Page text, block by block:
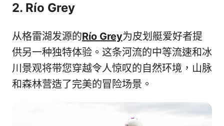
2. Río Grey
从格雷湖发源的Río Grey为皮划艇爱好者提
供另一种独特体验。这条河流的中等流速和冰
川景观将带您穿越令人惊叹的自然环境，山脉
和森林营造了完美的冒险场景。